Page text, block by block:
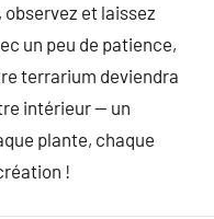
et laissez
un peu de patience,
terrarium deviendra
intérieur — un
plante, chaque
!